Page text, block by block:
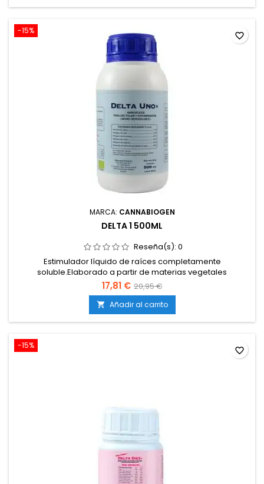
-15%
MARCA: CANNABIOGEN
DELTA 1 500ML
Reseña(s): 0
Estimulador líquido de raíces completamente
soluble.Elaborado a partir de materias vegetales
fermentadas.Enriquecido con vitaminas, azúcares y
polisacáridos mucilaginosos.Favorece la proliferación de
raíces finas y pelos absorbentes.Compatible con todo tipo
de cultivos y sistemas de riego.
17,81 € 20,95 €
 Añadir al carrito
favorite_border
-15% favorite_border